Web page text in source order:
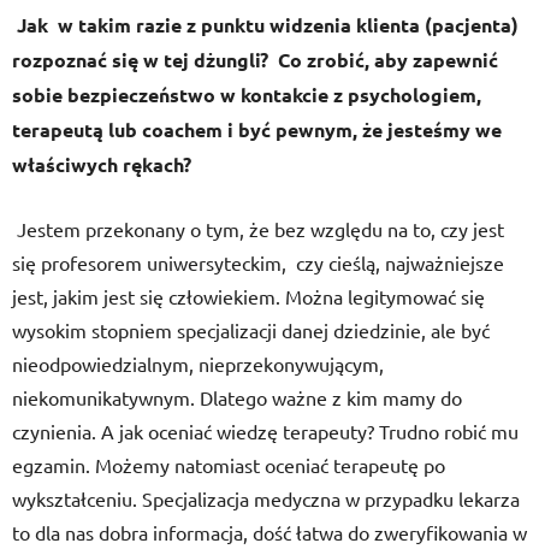
Jak w takim razie z punktu widzenia klienta (pacjenta)
rozpoznać się w tej dżungli? Co zrobić, aby zapewnić
sobie bezpieczeństwo w kontakcie z psychologiem,
terapeutą lub coachem i być pewnym, że jesteśmy we
właściwych rękach?
Jestem przekonany o tym, że bez względu na to, czy jest
się profesorem uniwersyteckim, czy cieślą, najważniejsze
jest, jakim jest się człowiekiem. Można legitymować się
wysokim stopniem specjalizacji danej dziedzinie, ale być
nieodpowiedzialnym, nieprzekonywującym,
niekomunikatywnym. Dlatego ważne z kim mamy do
czynienia. A jak oceniać wiedzę terapeuty? Trudno robić mu
egzamin. Możemy natomiast oceniać terapeutę po
wykształceniu. Specjalizacja medyczna w przypadku lekarza
to dla nas dobra informacja, dość łatwa do zweryfikowania w